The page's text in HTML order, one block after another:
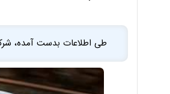
طی اطلاعات بدست آمده، شرکت